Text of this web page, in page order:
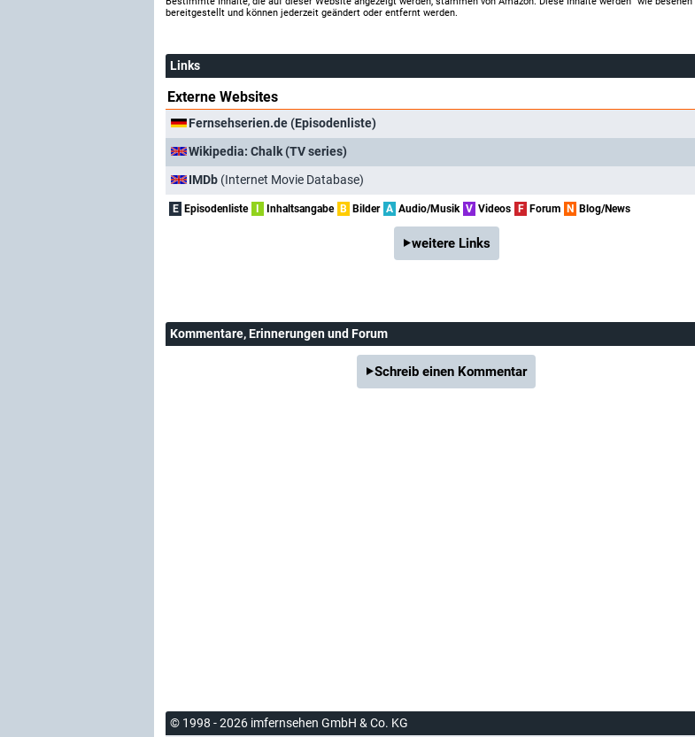
bereitgestellt und können jederzeit geändert oder entfernt werden.
Links
Externe Websites
Fernsehserien.de (Episodenliste)
Wikipedia: Chalk (TV series)
IMDb (Internet Movie Database)
E Episodenliste I Inhaltsangabe B Bilder A Audio/Musik V Videos F Forum N Blog/News
weitere Links
Kommentare, Erinnerungen und Forum
Schreib einen Kommentar
© 1998 - 2026 imfernsehen GmbH & Co. KG